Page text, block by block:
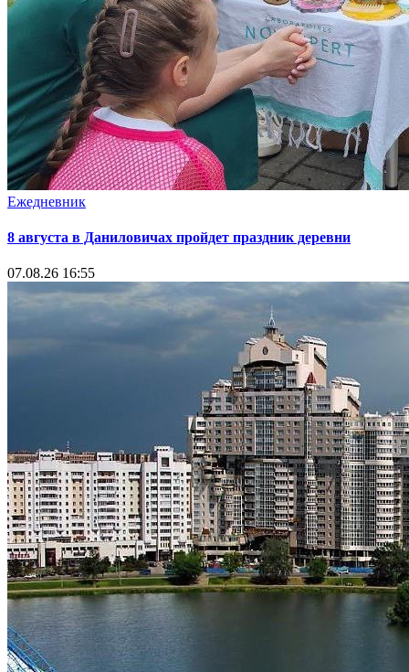
Ежедневник
8 августа в Даниловичах пройдет праздник деревни
07.08.26 16:55